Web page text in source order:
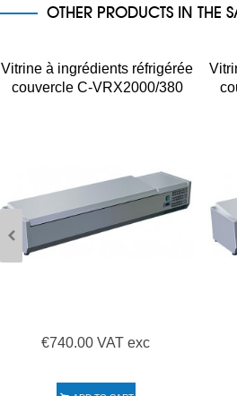
OTHER PRODUCTS IN THE
Vitrine à ingrédients réfrigérée
couvercle C-VRX2000/380
€740.00 VAT exc